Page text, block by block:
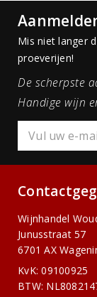
Mis niet langer
proeverijen!
De scherpste
Handige wijn
Wijnhandel
Junusstraat 57
6701 AX
KvK: 09100925
BTW: